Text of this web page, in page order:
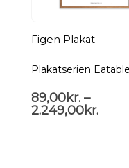
Figen Plakat
Plakatserien Eatable
89,00kr. –
2.249,00kr.